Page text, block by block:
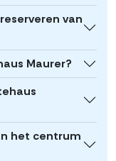
van
Maurer?
het centrum